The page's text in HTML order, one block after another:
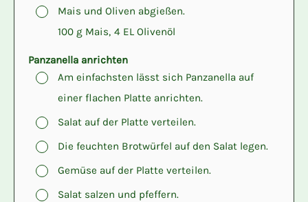
▢
Mais und Oliven abgießen.
100 g Mais, 4 EL Olivenöl
Panzanella anrichten
▢
Am einfachsten lässt sich Panzanella auf
einer flachen Platte anrichten.
▢
Salat auf der Platte verteilen.
▢
Die feuchten Brotwürfel auf den Salat legen.
▢
Gemüse auf der Platte verteilen.
▢
Salat salzen und pfeffern.